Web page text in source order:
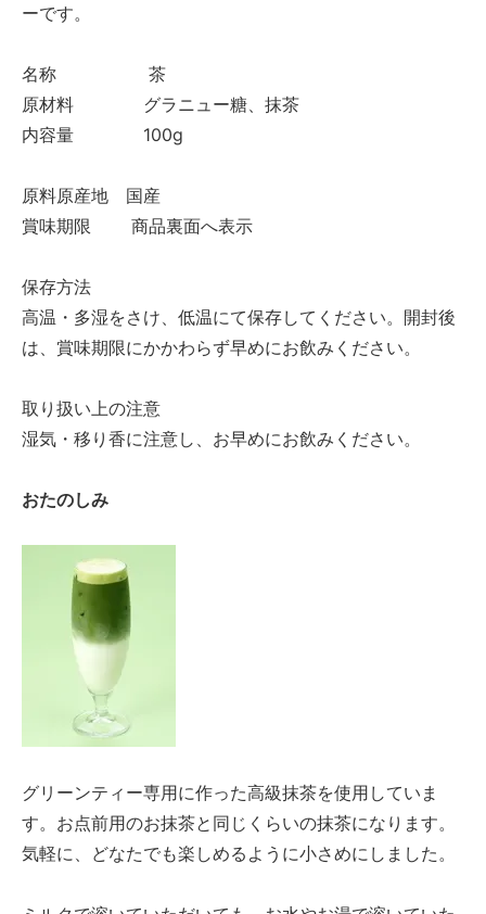
ーです。
名称 茶
原材料 グラニュー糖、抹茶
内容量 100g
原料原産地 国産
賞味期限 商品裏面へ表示
保存方法
高温・多湿をさけ、低温にて保存してください。開封後
は、賞味期限にかかわらず早めにお飲みください。
取り扱い上の注意
湿気・移り香に注意し、お早めにお飲みください。
おたのしみ
グリーンティー専用に作った高級抹茶を使用していま
す。お点前用のお抹茶と同じくらいの抹茶になります。
気軽に、どなたでも楽しめるように小さめにしました。